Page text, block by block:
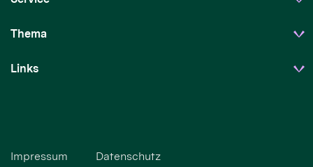
Thema
Links
Impressum Datenschutz